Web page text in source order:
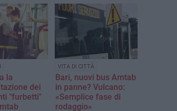
la
dei
"furbetti"
VITA DI CITTÀ
Bari, nuovi bus Amtab
in panne? Vulcano:
«Semplice fase di
rodaggio»